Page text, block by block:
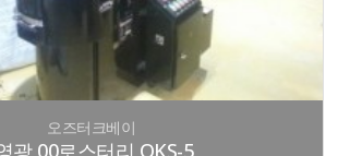
오즈터크베이
광 00로스터리 OKS-5